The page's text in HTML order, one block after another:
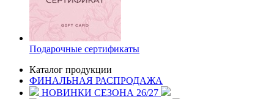
Подарочные сертификаты
Каталог продукции
ФИНАЛЬНАЯ РАСПРОДАЖА
НОВИНКИ СЕЗОНА 26/27